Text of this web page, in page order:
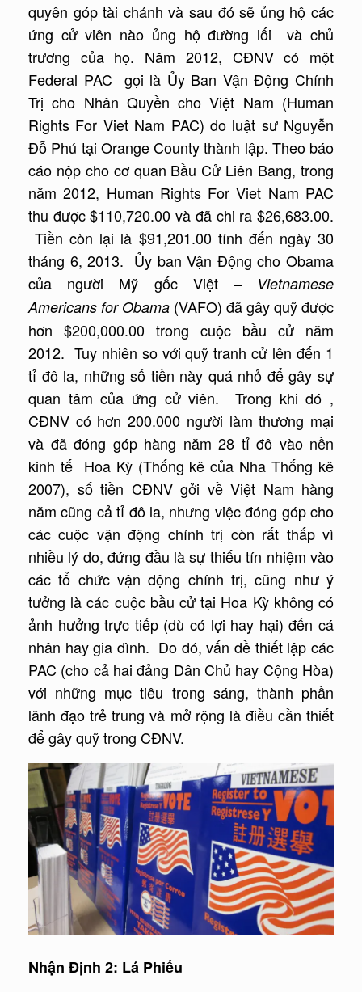
quyên góp tài chánh và sau đó sẽ ủng hộ các
ứng cử viên nào ủng hộ đường lối và chủ
trương của họ. Năm 2012, CĐNV có một
Federal PAC gọi là Ủy Ban Vận Động Chính
Trị cho Nhân Quyền cho Việt Nam (Human
Rights For Viet Nam PAC) do luật sư Nguyễn
Đỗ Phú tại Orange County thành lập. Theo báo
cáo nộp cho cơ quan Bầu Cử Liên Bang, trong
năm 2012, Human Rights For Viet Nam PAC
thu được $110,720.00 và đã chi ra $26,683.00.
Tiền còn lại là $91,201.00 tính đến ngày 30
tháng 6, 2013. Ủy ban Vận Động cho Obama
của người Mỹ gốc Việt – Vietnamese
Americans for Obama (VAFO) đã gây quỹ được
hơn $200,000.00 trong cuộc bầu cử năm
2012. Tuy nhiên so với quỹ tranh cử lên đến 1
tỉ đô la, những số tiền này quá nhỏ để gây sự
quan tâm của ứng cử viên. Trong khi đó ,
CĐNV có hơn 200.000 người làm thương mại
và đã đóng góp hàng năm 28 tỉ đô vào nền
kinh tế Hoa Kỳ (Thống kê của Nha Thống kê
2007), số tiền CĐNV gởi về Việt Nam hàng
năm cũng cả tỉ đô la, nhưng việc đóng góp cho
các cuộc vận động chính trị còn rất thấp vì
nhiều lý do, đứng đầu là sự thiếu tín nhiệm vào
các tổ chức vận động chính trị, cũng như ý
tưởng là các cuộc bầu cử tại Hoa Kỳ không có
ảnh hưởng trực tiếp (dù có lợi hay hại) đến cá
nhân hay gia đình. Do đó, vấn đề thiết lập các
PAC (cho cả hai đảng Dân Chủ hay Cộng Hòa)
với những mục tiêu trong sáng, thành phần
lãnh đạo trẻ trung và mở rộng là điều cần thiết
để gây quỹ trong CĐNV.
Nhận Định 2: Lá Phiếu